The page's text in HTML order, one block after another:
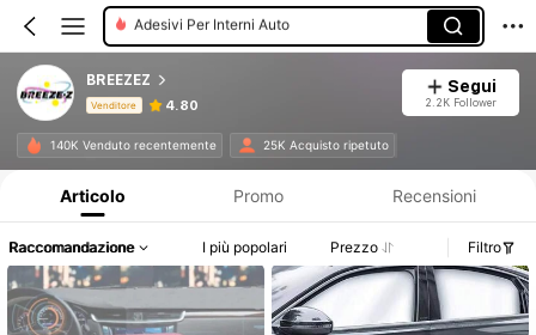
Adesivo Esterno
Visiera Per Auto
BREEZEZ
Venditore 4.80
Segui
2.2K Follower
140K Venduto recentemente 25K Acquisto ripetuto
Articolo Promo Recensioni
Raccomandazione I più popolari Prezzo Filtro